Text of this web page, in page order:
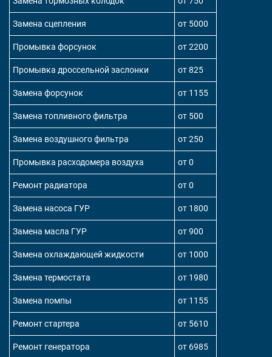
Замена сцепления от 5000
Промывка форсунок от 2200
Промывка дроссельной заслонки от 825
Замена форсунок от 1155
Замена топливного фильтра от 500
Замена воздушного фильтра от 250
Промывка расходомера воздуха от 0
Ремонт радиатора от 0
Замена насоса ГУР от 1800
Замена масла ГУР от 900
Замена охлаждающей жидкости от 1000
Замена термостата от 1980
Замена помпы от 1155
Ремонт стартера от 5610
Ремонт генератора от 6985